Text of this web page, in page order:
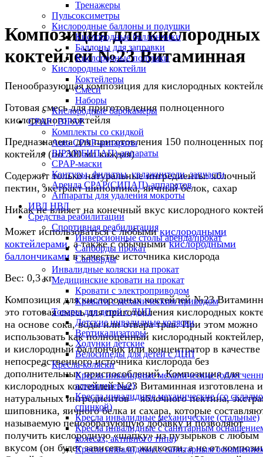
Тренажеры
Пульсоксиметры
Кислородные баллоны и подушки
Кислородные баллончики
Баллоны для заправки
Кислородные подушки
Кислородные коктейли
Коктейлеры
Смеси
Наборы
Кислородные барокамеры
CPAP | BIPAP
Комплекты со скидкой
Auto CPAP-аппараты
BIPAP(БИПАП)-аппараты
CPAP-маски
Контуры, фильтры, увлажнители, запчасти
Аренда CPAP(СИПАП)-аппаратов
Аппараты для удаления мокроты
ИВЛ НВЛ
Средства реабилитации
Спортивная реабилитация
Инверсионные столы аренда/прокат
Сапборды прокат
Сапборды
Инвалидные коляски на прокат
Медицинские кровати на прокат
Кровати с электроприводом
Кровати с механическим приводом
Товары для детей с ДЦП
Детские инвалидные коляски
Вертикализаторы
Ходунки детские
Велосипеды для детей с ДЦП
Кресла-коляски
Кресла инвалидные механические
алюминиевые)
Кресла инвалидные механические (со
спинкой)
Кресла инвалидные механические (стальные)
Кресла инвалидные с санитарным
колесах, активного типа)
Кресла инвалидные с санитарным
Композиция для кислородных
коктейлей №23 Витаминная
Пенообразующая композиция для кислородных
Готовая смесь для приготовления полноценного
кислородного коктейля
Предназначена для приготовления 150 полноценных
коктейля (по 300 мл каждая)
Содержит только натуральные ингредиенты: яблочный
пектин, экстракт шиповника, яичный белок, сахар
Никак не влияет на конечный вкус кислородного
Может использоваться с любымикислородными
коктейлерами, а также с обычнымикислородными
баллончиками в качестве источника кислорода
Вес: 0,3 кг
Композиция для кислородных коктейлей №23
это готовая смесь для приготовления кислородных
на основе сока, воды или отвара трав. При этом можно
использовать как полноценный кислородный
и кислородный баллончик или концентратор в качестве
непосредственного источника кислорода без
дополнительных приспособлений. Композиция для
кислородных коктейлей №23 Витаминная изготовлена
натуральных ингредиентов – яблочного пектина,
шиповника, яичного белка и сахара, которые
называемую пенообразующую добавку и позволяют
получить кислородную «шапку» из пузырьков с любым
вкусом (он будет зависеть от жидкости, а не от